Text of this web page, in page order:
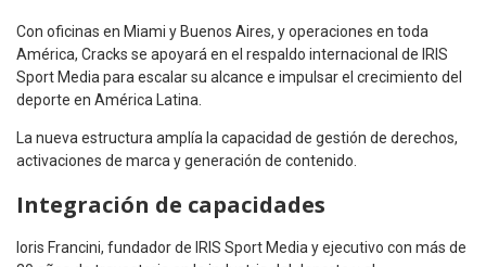
Con oficinas en Miami y Buenos Aires, y operaciones en toda
América, Cracks se apoyará en el respaldo internacional de IRIS
Sport Media para escalar su alcance e impulsar el crecimiento del
deporte en América Latina.
La nueva estructura amplía la capacidad de gestión de derechos,
activaciones de marca y generación de contenido.
Integración de capacidades
Ioris Francini, fundador de IRIS Sport Media y ejecutivo con más de